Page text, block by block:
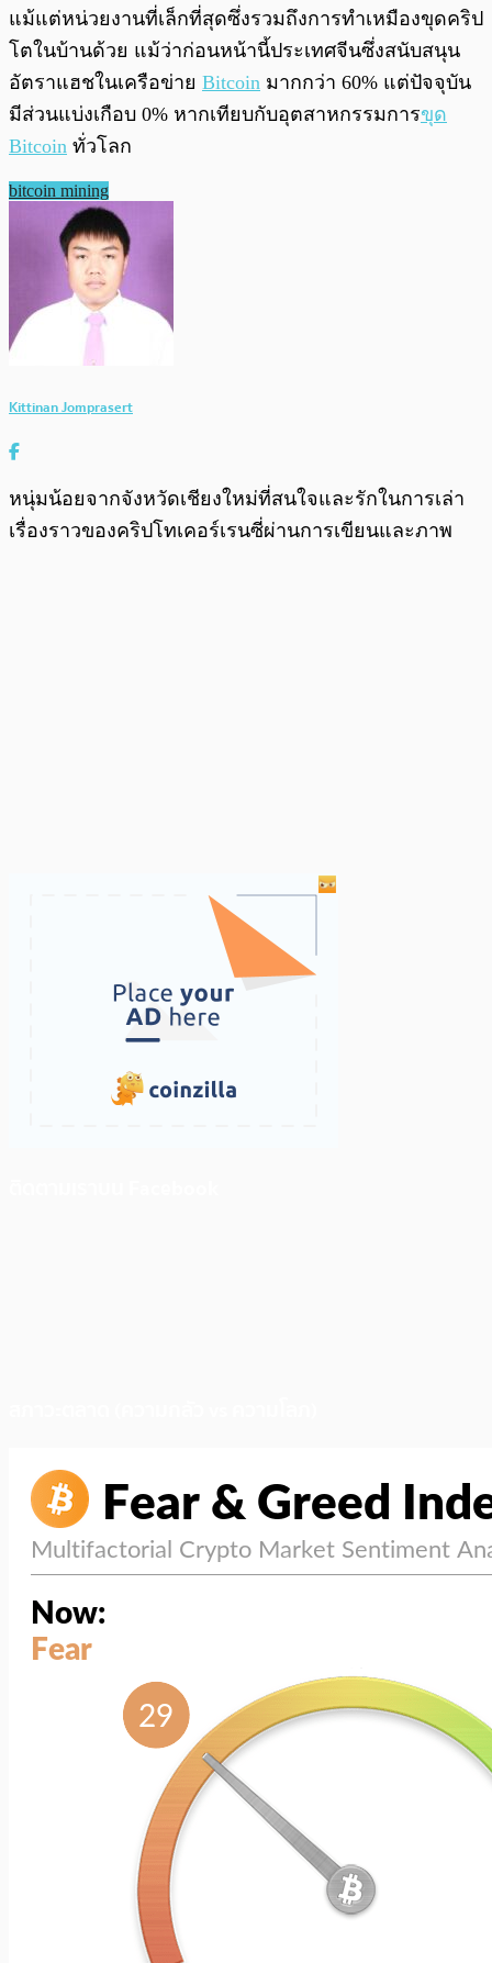
แม้แต่หน่วยงานที่เล็กที่สุดซึ่งรวมถึงการทำเหมืองขุดคริป
โตในบ้านด้วย แม้ว่าก่อนหน้านี้ประเทศจีนซึ่งสนับสนุน
อัตราแฮชในเครือข่าย Bitcoin มากกว่า 60% แต่ปัจจุบัน
มีส่วนแบ่งเกือบ 0% หากเทียบกับอุตสาหกรรมการขุด
Bitcoin ทั่วโลก
bitcoin mining
Kittinan Jomprasert
หนุ่มน้อยจากจังหวัดเชียงใหม่ที่สนใจและรักในการเล่า
เรื่องราวของคริปโทเคอร์เรนซี่ผ่านการเขียนและภาพ